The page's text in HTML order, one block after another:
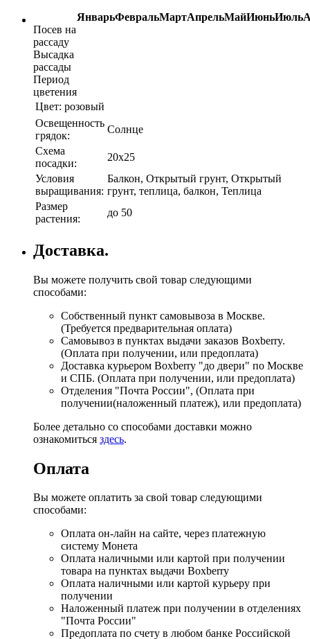
ЯнварьФевральМартАпрельМайИюньИюль
Посев на
рассаду
Высадка
рассады
Период
цветения
Цвет: розовый
Освещенность
грядок:
Солнце
Схема
посадки:
20х25
Условия
выращивания:
Балкон, Открытый грунт, Открытый
грунт, теплица, балкон, Теплица
Размер
растения:
до 50
Доставка.
Вы можете получить свой товар следующими
способами:
Собственный пункт самовывоза в Москве.
(Требуется предварительная оплата)
Самовывоз в пунктах выдачи заказов Boxberry.
(Оплата при получении, или предоплата)
Доставка курьером Boxberry "до двери" по Москве
и СПБ. (Оплата при получении, или предоплата)
Отделения "Почта России", (Оплата при
получении(наложенный платеж), или предоплата)
Более детально со способами доставки можно
ознакомиться здесь.
Оплата
Вы можете оплатить за свой товар следующими
способами:
Оплата он-лайн на сайте, через платежную
систему Монета
Оплата наличными или картой при получении
товара на пунктах выдачи Boxberry
Оплата наличными или картой курьеру при
получении
Наложенный платеж при получении в отделениях
"Почта России"
Предоплата по счету в любом банке Российской